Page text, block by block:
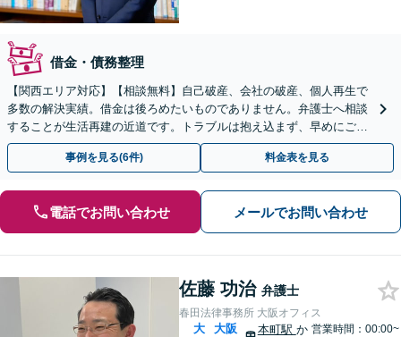
借金・債務整理
【関西エリア対応】【相談無料】自己破産、会社の破産、個人再生で
多数の解決実績。借金は後ろめたいものでありません。弁護士へ相談
することが生活再建の近道です。トラブルは抱え込まず、早めにご相
談を。
事例を見る(6件) 料金表を見る
電話でお問い合わせ メールでお問い合わせ
佐藤 功治 弁護士
春田法律事務所 大阪オフィス
大
大阪
本町駅 か 営業時間：00:00~